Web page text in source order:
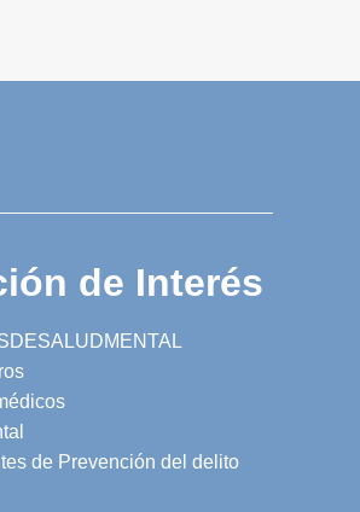
de Interés
de Prevención del delito